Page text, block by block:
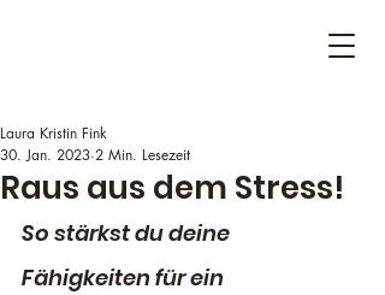
Raus aus dem Stress!
Laura Kristin Fink
30. Jan. 2023 2 Min. Lesezeit
So stärkst du deine
Fähigkeiten für ein